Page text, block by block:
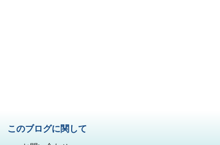
このブログに関して